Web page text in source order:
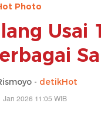
Photo
Usai
- detikHot
Jan 2026 11:05 WIB